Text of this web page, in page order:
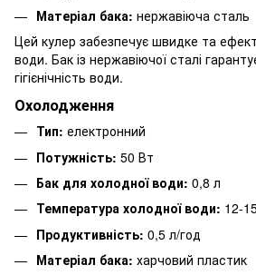
Матеріал бака: нержавіюча сталь
Цей кулер забезпечує швидке та
води. Бак із нержавіючої сталі
гігієнічність води.
Охолодження
Тип: електронний
Потужність: 50 Вт
Бак для холодної води: 0,8 л
Температура холодної води: 12-
Продуктивність: 0,5 л/год
Матеріал бака: харчовий пластик